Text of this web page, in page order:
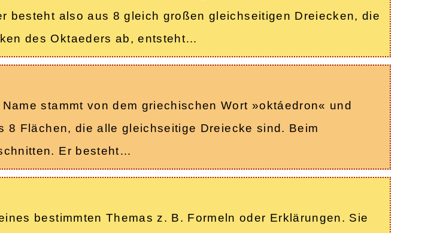
besteht also aus 8 gleich großen gleichseitigen Dreiecken, die
des Oktaeders ab, entsteht…
stammt von dem griechischen Wort »oktáedron« und
Flächen, die alle gleichseitige Dreiecke sind. Beim
Er besteht…
bestimmten Themas z. B. Formeln oder Erklärungen. Sie